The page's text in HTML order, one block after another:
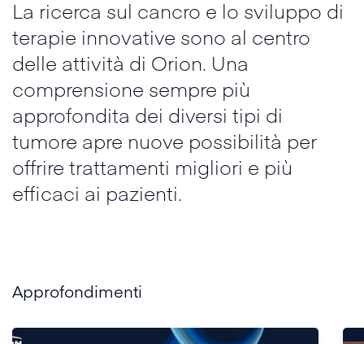
La ricerca sul cancro e lo sviluppo di
terapie innovative sono al centro
delle attività di Orion. Una
comprensione sempre più
approfondita dei diversi tipi di
tumore apre nuove possibilità per
offrire trattamenti migliori e più
efficaci ai pazienti.
Approfondimenti